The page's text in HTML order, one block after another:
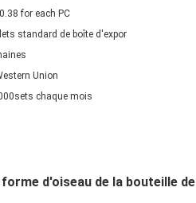
for each PC
standard de boîte d'expor
Union
chaque mois
d'oiseau de la bouteille de